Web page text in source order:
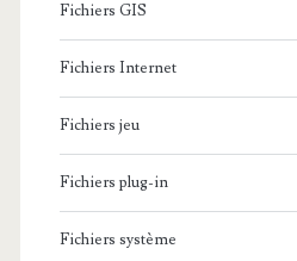
Fichiers GIS
Fichiers Internet
Fichiers jeu
Fichiers plug-in
Fichiers système